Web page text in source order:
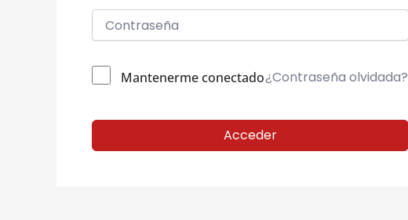
Mantenerme conectado¿Contraseña olvidada?
Acceder